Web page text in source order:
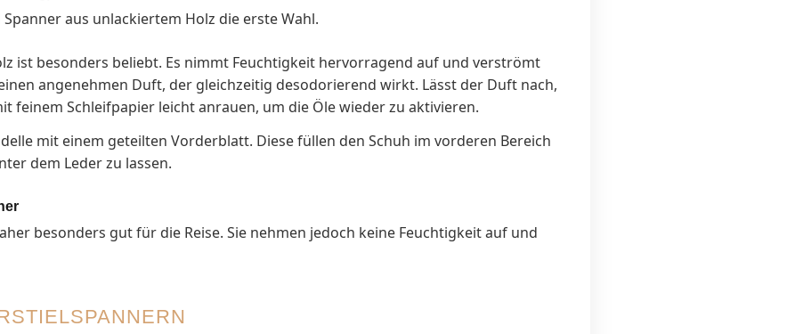
aus unlackiertem Holz die erste Wahl.
ist besonders beliebt. Es nimmt Feuchtigkeit hervorragend auf und verströmt
angenehmen Duft, der gleichzeitig desodorierend wirkt. Lässt der Duft nach,
feinem Schleifpapier leicht anrauen, um die Öle wieder zu aktivieren.
mit einem geteilten Vorderblatt. Diese füllen den Schuh im vorderen Bereich
dem Leder zu lassen.
besonders gut für die Reise. Sie nehmen jedoch keine Feuchtigkeit auf und